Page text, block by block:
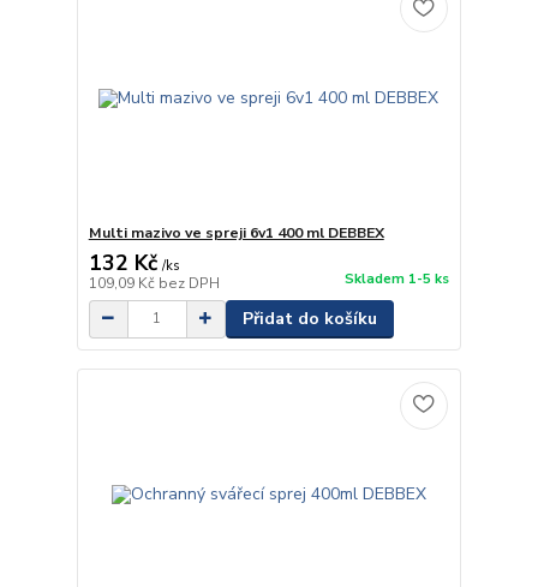
Multi mazivo ve spreji 6v1 400 ml DEBBEX
132 Kč /ks
109,09 Kč bez DPH Skladem 1-5 ks
Přidat do košíku